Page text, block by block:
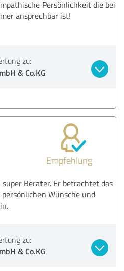
Persönlichkeit die bei
ansprechbar ist!
zu:
& Co.KG
Empfehlung
Berater. Er betrachtet das
Wünsche und
zu:
& Co.KG